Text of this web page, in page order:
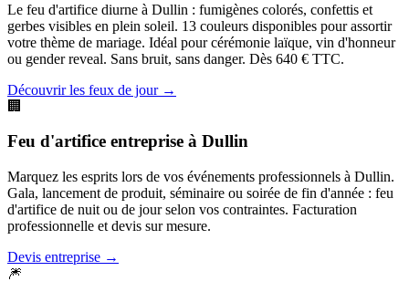
Le feu d'artifice diurne à Dullin : fumigènes colorés, confettis et
gerbes visibles en plein soleil. 13 couleurs disponibles pour assortir
votre thème de mariage. Idéal pour cérémonie laïque, vin d'honneur
ou gender reveal. Sans bruit, sans danger. Dès 640 € TTC.
Découvrir les feux de jour→
🏢
Feu d'artifice entreprise à Dullin
Marquez les esprits lors de vos événements professionnels à Dullin.
Gala, lancement de produit, séminaire ou soirée de fin d'année : feu
d'artifice de nuit ou de jour selon vos contraintes. Facturation
professionnelle et devis sur mesure.
Devis entreprise →
🎆